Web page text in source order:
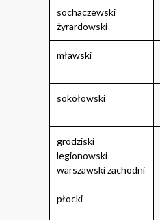
sochaczewski
żyrardowski
mławski
sokołowski
grodziski
legionowski
warszawski zachodni
płocki